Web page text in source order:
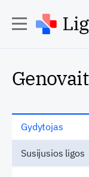
Gydytojas
Susijusios ligos